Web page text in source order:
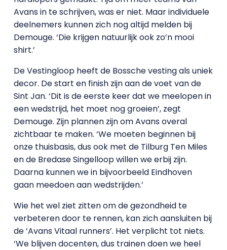
Avans in te schrijven, was er niet. Maar individuele
deelnemers kunnen zich nog altijd melden bij
Demouge. ‘Die krijgen natuurlijk ook zo’n mooi
shirt.’
De Vestingloop heeft de Bossche vesting als uniek
decor. De start en finish zijn aan de voet van de
Sint Jan. ‘Dit is de eerste keer dat we meelopen in
een wedstrijd, het moet nog groeien’, zegt
Demouge. Zijn plannen zijn om Avans overal
zichtbaar te maken. ‘We moeten beginnen bij
onze thuisbasis, dus ook met de Tilburg Ten Miles
en de Bredase Singelloop willen we erbij zijn.
Daarna kunnen we in bijvoorbeeld Eindhoven
gaan meedoen aan wedstrijden.’
Wie het wel ziet zitten om de gezondheid te
verbeteren door te rennen, kan zich aansluiten bij
de ‘Avans Vitaal runners’. Het verplicht tot niets.
‘We blijven docenten, dus trainen doen we heel